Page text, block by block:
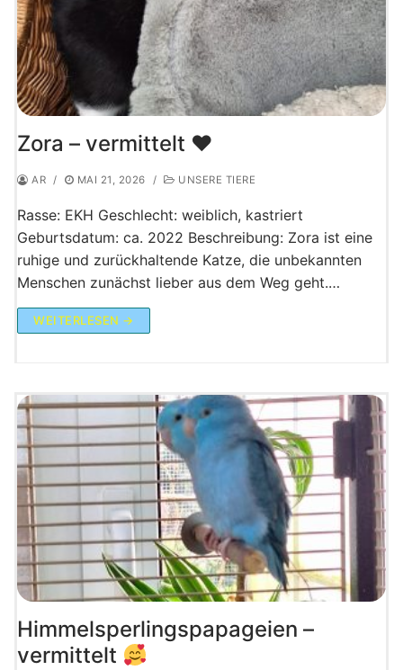
Zora – vermittelt ♥️
AR / MAI 21, 2026 / UNSERE TIERE
Rasse: EKH Geschlecht: weiblich, kastriert
Geburtsdatum: ca. 2022 Beschreibung: Zora ist eine
ruhige und zurückhaltende Katze, die unbekannten
Menschen zunächst lieber aus dem Weg geht.…
WEITERLESEN →
Himmelsperlingspapageien –
vermittelt